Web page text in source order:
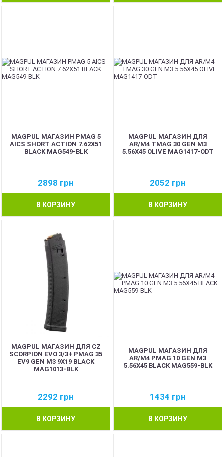
MAGPUL МАГАЗИН PMAG 5
AICS SHORT ACTION 7.62X51
BLACK MAG549-BLK
2898 грн
В КОРЗИНУ
MAGPUL МАГАЗИН ДЛЯ
AR/M4 TMAG 30 GEN M3
5.56X45 OLIVE MAG1417-ODT
2052 грн
В КОРЗИНУ
MAGPUL МАГАЗИН ДЛЯ CZ
SCORPION EVO 3/3+ PMAG 35
EV9 GEN M3 9X19 BLACK
MAG1013-BLK
2292 грн
В КОРЗИНУ
MAGPUL МАГАЗИН ДЛЯ
AR/M4 PMAG 10 GEN M3
5.56X45 BLACK MAG559-BLK
1434 грн
В КОРЗИНУ